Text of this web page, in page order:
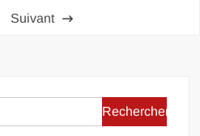
Suivant
Rechercher :